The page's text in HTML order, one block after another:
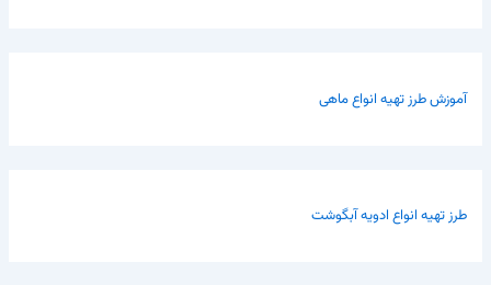
آموزش طرز تهیه انواع ماهی
طرز تهیه انواع ادویه آبگوشت